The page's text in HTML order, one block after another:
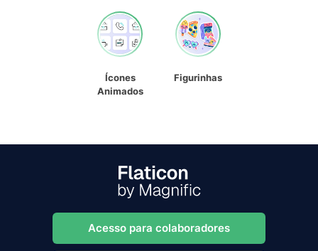
Ícones
Animados
Figurinhas
Acesso para colaboradores